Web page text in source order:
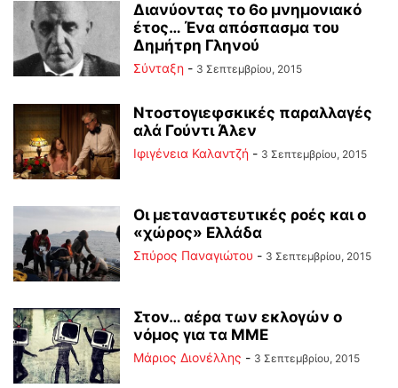
Διανύοντας το 6ο μνημονιακό
έτος… Ένα απόσπασμα του
Δημήτρη Γληνού
Σύνταξη - 3 Σεπτεμβρίου, 2015
Ντοστογιεφσκικές παραλλαγές
αλά Γούντι Άλεν
Ιφιγένεια Καλαντζή - 3 Σεπτεμβρίου, 2015
Οι μεταναστευτικές ροές και ο
«χώρος» Ελλάδα
Σπύρος Παναγιώτου - 3 Σεπτεμβρίου, 2015
Στον… αέρα των εκλογών ο
νόμος για τα ΜΜΕ
Μάριος Διονέλλης - 3 Σεπτεμβρίου, 2015